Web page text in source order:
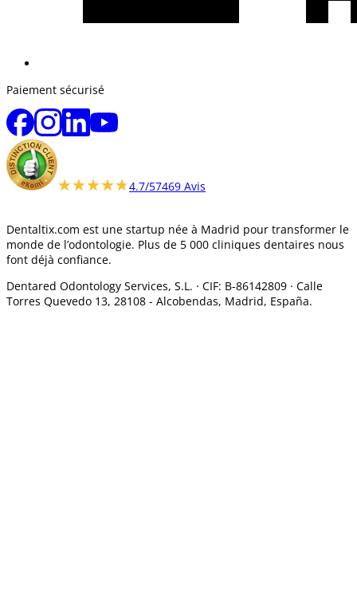
Paiement sécurisé
★★★★★
★★★★★4.7/57469 Avis
Dentaltix.com est une startup née à Madrid pour transformer le
monde de l’odontologie. Plus de 5 000 cliniques dentaires nous
font déjà confiance.
Dentared Odontology Services, S.L. · CIF: B-86142809 · Calle
Torres Quevedo 13, 28108 - Alcobendas, Madrid, España.